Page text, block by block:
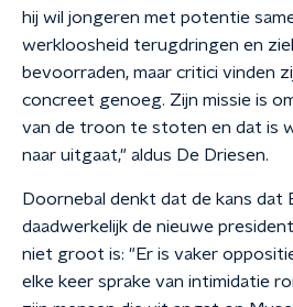
hij wil jongeren met potentie
werkloosheid terugdringen en
bevoorraden, maar critici vinden
concreet genoeg. Zijn missie is
van de troon te stoten en dat is
naar uitgaat," aldus De Driesen.
Doornebal denkt dat de kans dat
daadwerkelijk de nieuwe
niet groot is: "Er is vaker
elke keer sprake van intimidatie